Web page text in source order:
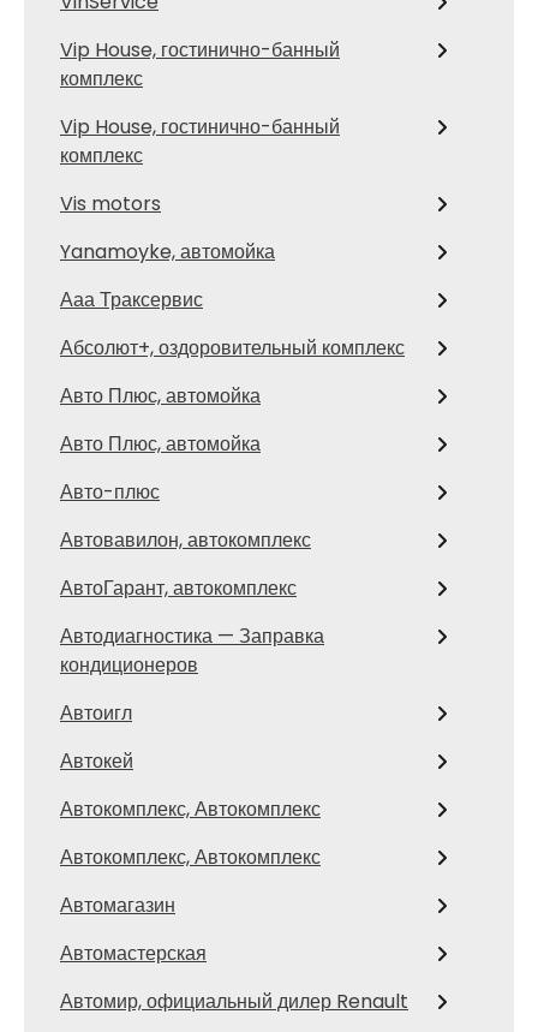
Vip House, гостинично-банный
комплекс
Vip House, гостинично-банный
комплекс
Vis motors
Yanamoyke, автомойка
Ааа Траксервис
Абсолют+, оздоровительный комплекс
Авто Плюс, автомойка
Авто Плюс, автомойка
Авто-плюс
Автовавилон, автокомплекс
АвтоГарант, автокомплекс
Автодиагностика — Заправка
кондиционеров
Автоигл
Автокей
Автокомплекс, Автокомплекс
Автокомплекс, Автокомплекс
Автомагазин
Автомастерская
Автомир, официальный дилер Renault